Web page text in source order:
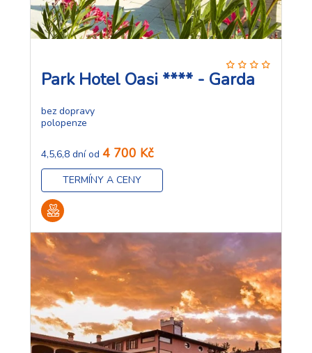
Park Hotel Oasi **** - Garda
bez dopravy
polopenze
4,5,6,8 dní od 4 700 Kč
TERMÍNY A CENY